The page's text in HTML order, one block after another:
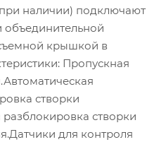
наличии) подключают
объединительной
крышкой в
Пропускная
створки
створки
для контроля